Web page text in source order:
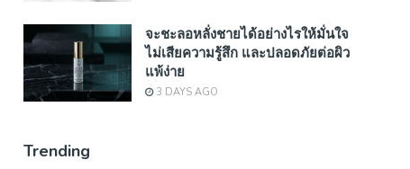
จะชะลอหลั่งชายได้อย่างไรให้มั่นใจ
ไม่เสียความรู้สึก และปลอดภัยต่อผิว
แพ้ง่าย
3 DAYS AGO
Trending